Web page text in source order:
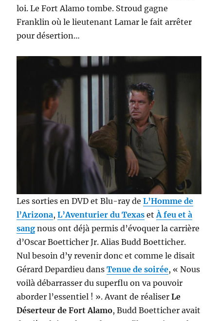
loi. Le Fort Alamo tombe. Stroud gagne
Franklin où le lieutenant Lamar le fait arrêter
pour désertion…
Les sorties en DVD et Blu-ray deL’Homme de
l’Arizona, L’Aventurier du Texas etÀ feu et à
sang nous ont déjà permis d’évoquer la carrière
d’Oscar Boetticher Jr. Alias Budd Boetticher.
Nul besoin d’y revenir donc et comme le disait
Gérard Depardieu dansTenue de soirée, « Nous
voilà débarrasser du superflu on va pouvoir
aborder l’essentiel ! ». Avant de réaliserLe
Déserteur de Fort Alamo, Budd Boetticher avait